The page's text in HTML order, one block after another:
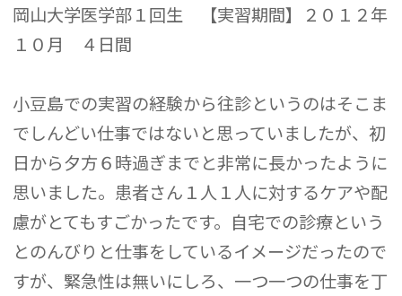
岡山大学医学部１回生 【実習期間】２０１２年
１０月 ４日間
小豆島での実習の経験から往診というのはそこま
でしんどい仕事ではないと思っていましたが、初
日から夕方６時過ぎまでと非常に長かったように
思いました。患者さん１人１人に対するケアや配
慮がとてもすごかったです。自宅での診療という
とのんびりと仕事をしているイメージだったので
すが、緊急性は無いにしろ、一つ一つの仕事を丁